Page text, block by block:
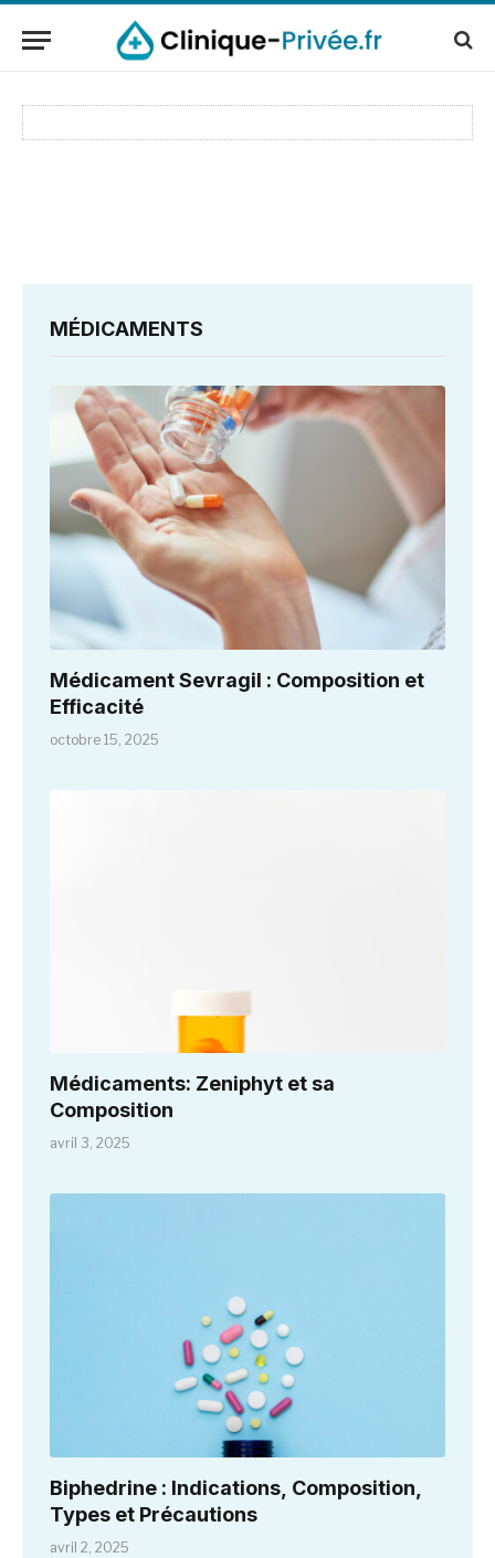
MÉDICAMENTS
Médicament Sevragil : Composition et
Efficacité
octobre 15, 2025
Médicaments: Zeniphyt et sa
Composition
avril 3, 2025
Biphedrine : Indications, Composition,
Types et Précautions
avril 2, 2025